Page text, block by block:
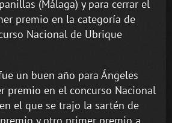
(Málaga) y para cerrar el
premio en la categoría de
Nacional de Ubrique
un buen año para Ángeles
premio en el concurso Nacional
el que se trajo la sartén de